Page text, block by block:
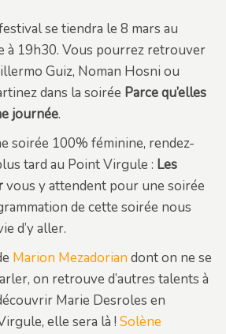
se tiendra le 8 mars au
à 19h30. Vous pourrez retrouver
Guiz, Noman Hosni ou
dans la soirée Parce qu’elles
journée.
soirée 100% féminine, rendez-
tard au Point Virgule : Les
vous y attendent pour une soirée
de cette soirée nous
d’y aller.
Marion Mezadorian dont on ne se
on retrouve d’autres talents à
Marie Desroles en
elle sera là ! Solène